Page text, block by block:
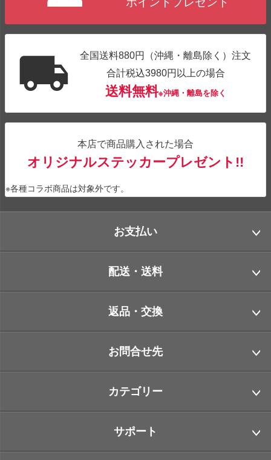
全国送料880円（沖縄・離島除く）注文
合計税込3980円以上の場合
送料無料※沖縄・離島を除く
本店で商品購入された場合
オリジナルステッカープレゼント!!
※各種コラボ商品は対象外です。
お支払い
配送・送料
返品・交換
お問合せ先
カテゴリー
サポート